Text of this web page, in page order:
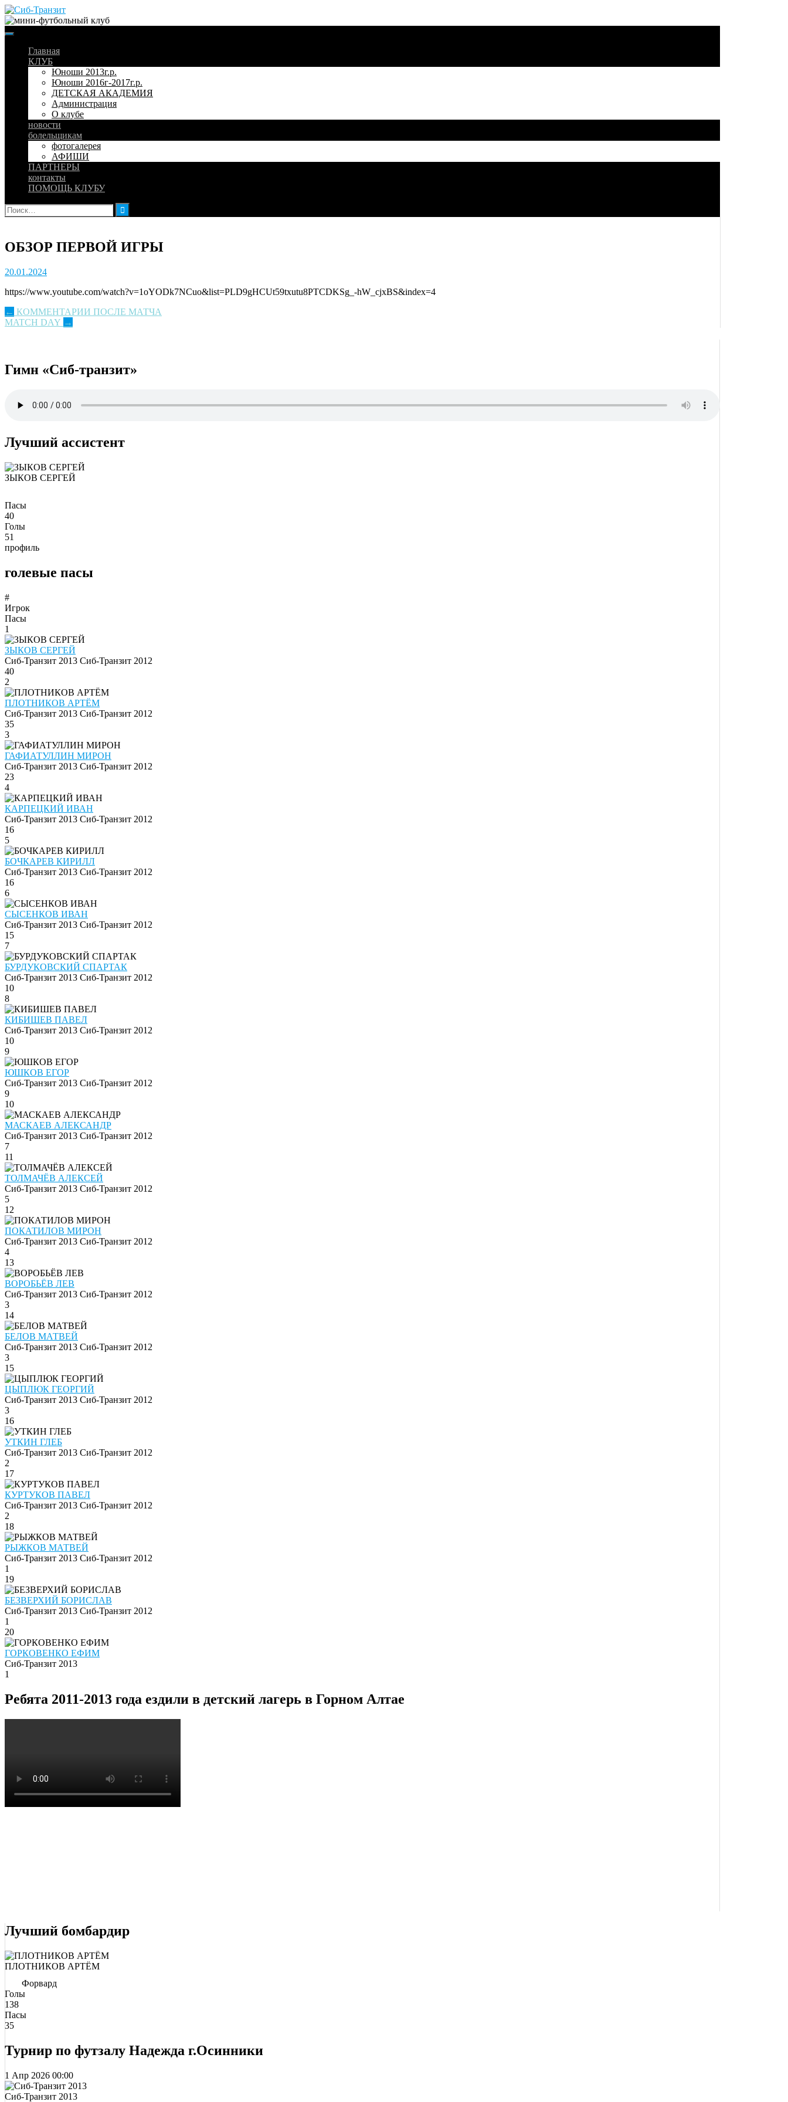
Skip
to
content
Главная
КЛУБ
Юноши 2013г.р.
Юноши 2016г-2017г.р.
ДЕТСКАЯ АКАДЕМИЯ
Администрация
О клубе
новости
болельщикам
фотогалерея
АФИШИ
ПАРТНЕРЫ
контакты
ПОМОЩЬ КЛУБУ
Найти:
ОБЗОР ПЕРВОЙ ИГРЫ
20.01.2024
https://www.youtube.com/watch?v=1oYODk7NCuo&list=PLD9gHCUt59txutu8PTCDKSg_-hW_cjxBS&index=4
Post
navigation
← КОММЕНТАРИИ ПОСЛЕ МАТЧА
MATCH DAY →
Гимн «Сиб-транзит»
Лучший ассистент
ЗЫКОВ СЕРГЕЙ
Пасы
40
Голы
51
профиль
голевые пасы
#
Игрок
Пасы
1
ЗЫКОВ СЕРГЕЙ
Сиб-Транзит 2013 Сиб-Транзит 2012
40
2
ПЛОТНИКОВ АРТЁМ
Сиб-Транзит 2013 Сиб-Транзит 2012
35
3
ГАФИАТУЛЛИН МИРОН
Сиб-Транзит 2013 Сиб-Транзит 2012
23
4
КАРПЕЦКИЙ ИВАН
Сиб-Транзит 2013 Сиб-Транзит 2012
16
5
БОЧКАРЕВ КИРИЛЛ
Сиб-Транзит 2013 Сиб-Транзит 2012
16
6
СЫСЕНКОВ ИВАН
Сиб-Транзит 2013 Сиб-Транзит 2012
15
7
БУРДУКОВСКИЙ СПАРТАК
Сиб-Транзит 2013 Сиб-Транзит 2012
10
8
КИБИШЕВ ПАВЕЛ
Сиб-Транзит 2013 Сиб-Транзит 2012
10
9
ЮШКОВ ЕГОР
Сиб-Транзит 2013 Сиб-Транзит 2012
9
10
МАСКАЕВ АЛЕКСАНДР
Сиб-Транзит 2013 Сиб-Транзит 2012
7
11
ТОЛМАЧЁВ АЛЕКСЕЙ
Сиб-Транзит 2013 Сиб-Транзит 2012
5
12
ПОКАТИЛОВ МИРОН
Сиб-Транзит 2013 Сиб-Транзит 2012
4
13
ВОРОБЬЁВ ЛЕВ
Сиб-Транзит 2013 Сиб-Транзит 2012
3
14
БЕЛОВ МАТВЕЙ
Сиб-Транзит 2013 Сиб-Транзит 2012
3
15
ЦЫПЛЮК ГЕОРГИЙ
Сиб-Транзит 2013 Сиб-Транзит 2012
3
16
УТКИН ГЛЕБ
Сиб-Транзит 2013 Сиб-Транзит 2012
2
17
КУРТУКОВ ПАВЕЛ
Сиб-Транзит 2013 Сиб-Транзит 2012
2
18
РЫЖКОВ МАТВЕЙ
Сиб-Транзит 2013 Сиб-Транзит 2012
1
19
БЕЗВЕРХИЙ БОРИСЛАВ
Сиб-Транзит 2013 Сиб-Транзит 2012
1
20
ГОРКОВЕНКО ЕФИМ
Сиб-Транзит 2013
1
Ребята 2011-2013 года ездили в детский лагерь в Горном Алтае
Лучший бомбардир
ПЛОТНИКОВ АРТЁМ
Форвард
Голы
138
Пасы
35
Турнир по футзалу Надежда г.Осинники
1 Апр 2026 00:00
Сиб-Транзит 2013